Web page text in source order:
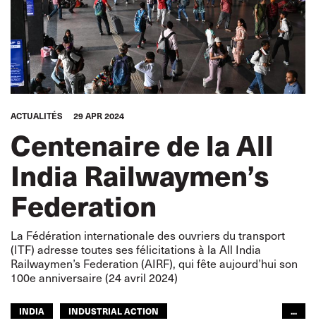
ACTUALITÉS 29 APR 2024
Centenaire de la All
India Railwaymen’s
Federation
La Fédération internationale des ouvriers du transport
(ITF) adresse toutes ses félicitations à la All India
Railwaymen’s Federation (AIRF), qui fête aujourd’hui son
100e anniversaire (24 avril 2024)
INDIA
INDUSTRIAL ACTION
...